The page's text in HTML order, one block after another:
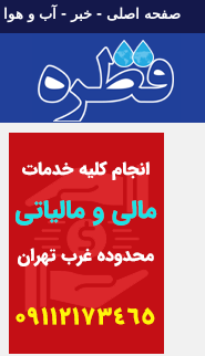
صفحه اصلی - خبر - آب و هوا